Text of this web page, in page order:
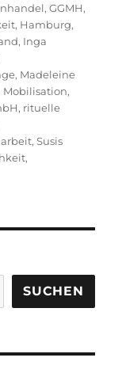
,GGMH,
, Hamburg,
, Inga
, Madeleine
Mobilisation,
, rituelle
arbeit,Susis
,
SUCHEN